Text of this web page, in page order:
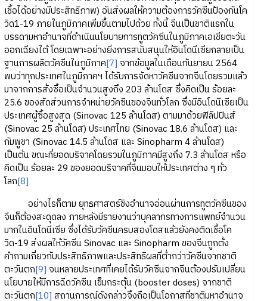
เชื้อได้อย่างมีประสิทธิภาพ) อันส่งผลให้ความต้องการวัคซีนป้องกันโค
วิด1-19 ภายในภูมิภาคเพิ่มขึ้นตามไปด้วย ทั้งนี้ จีนเป็นชาติแรกใน
บรรดามหาอำนาจที่ดำเนินนโยบายการทูตวัคซีนในภูมิภาคเอเชียตะวัน
ออกเฉียงใต้ โดยเฉพาะอย่างยิ่งการสนับสนุนให้อินโดนีเซียกลายเป็น
ฐานการผลิตวัคซีนในภูมิภาค[7] จากข้อมูลในเดือนกันยายน 2564
พบว่าทุกประเทศในภูมิภาคฯ ได้รับการจัดหาวัคซีนจากจีนโดยรวมแล้ว
มาจากการสั่งซื้อเป็นจำนวนสูงถึง 203 ล้านโดส ซึ่งคิดเป็น ร้อยละ
25.6 ของสัดส่วนการจำหน่ายวัคซีนของจีนทั่วโลก ซึ่งมีอินโดนีเซียเป็น
ประเทศผู้ซื้อสูงสุด (Sinovac 125 ล้านโดส) ตามมาด้วยฟิลิปปินส์
(Sinovac 25 ล้านโดส) ประเทศไทย (Sinovac 18.6 ล้านโดส) และ
กัมพูชา (Sinovac 14.5 ล้านโดส และ Sinopharm 4 ล้านโดส)
เป็นต้น ขณะที่ยอดบริจาคโดยรวมในภูมิภาคมีสูงถึง 7.3 ล้านโดส หรือ
คิดเป็น ร้อยละ 29 ของยอดบริจาคที่จีนมอบให้ประเทศต่าง ๆ ทั่ว
โลก[8]
อย่างไรก็ตาม ยุทธศาสตร์ชิงอำนาจอ่อนผ่านการทูตวัคซีนของ
จีนก็ต้องสะดุดลง ภายหลังมีรายงานว่าบุคลากรทางการแพทย์จำนวน
มากในอินโดนีเซีย ซึ่งได้รับวัคซีนครบสองโดสแล้วยังคงติดเชื้อโค
วิด-19 ส่งผลให้วัคซีน Sinovac และ Sinopharm ของจีนถูกตั้ง
คำถามเกี่ยวกับประสิทธิภาพและประสิทธิผลที่ต่ำกว่าวัคซีนจากชาติ
ตะวันตก[9] จนหลายประเทศที่เคยได้รับวัคซีนจากจีนต้องปรับเปลี่ยน
นโยบายให้มีการฉีดวัคซีน เข็มกระตุ้น (booster doses) จากชาติ
ตะวันตก[10] สถานการณ์ดังกล่าวจึงถือเป็นโอกาสที่ชาติมหาอำนาจ